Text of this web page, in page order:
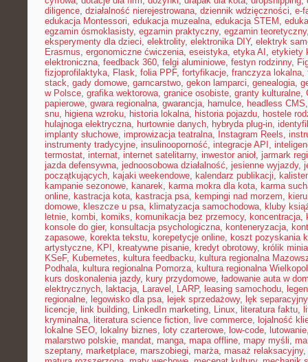
diligence, działalność nierejestrowana, dziennik wdzięczności, e-
edukacja Montessori, edukacja muzealna, edukacja STEM ,
egzamin ósmoklasisty, egzamin praktyczny, egzamin teoretyczny
eksperymenty dla dzieci, elektrolity, elektronika DIY, elektryk
Erasmus, ergonomiczne ćwiczenia, eseistyka, etyka AI , etykiety
elektroniczna, feedback 360, felgi aluminiowe, festyn rodzinny,
fizjoprofilaktyka, Flask, folia PPF, fortyfikacje, franczyza lokalna,
stack, gady domowe, garncarstwo, gekon lamparci, genealogia,
w Polsce, grafika wektorowa, granice osobiste, granty kulturalne,
papierowe, gwara regionalna, gwarancja, hamulce, headless CMS
snu, higiena wzroku, historia lokalna, historia pojazdu, hostele
hulajnoga elektryczna, hurtownie danych, hybryda plug-in,
implanty słuchowe, improwizacja teatralna, Instagram Reels,
instrumenty tradycyjne, insulinooporność, integracje API ,
termostat, internat, internet satelitarny, inwestor anioł, jarmark
jazda defensywna, jednoosobowa działalność, jesienne wyjazdy,
początkujących, kajaki weekendowe, kalendarz publikacji,
kampanie sezonowe, kanarek, karma mokra dla kota, karma
online, kastracja kota, kastracja psa, kempingi nad morzem,
domowe, kleszcze u psa, klimatyzacja samochodowa, kluby
letnie, kombi, komiks, komunikacja bez przemocy, koncentracja,
konsole do gier, konsultacja psychologiczna, konteneryzacja,
zapasowe, korekta tekstu, korepetycje online, koszt pozyskania
artystyczne, KPI , kreatywne pisanie, kredyt obrotowy, królik
KSeF, Kubernetes, kultura feedbacku, kultura regionalna
Podhala, kultura regionalna Pomorza, kultura regionalna
kurs doskonalenia jazdy, kury przydomowe, ładowanie auta w
elektrycznych, laktacja, Laravel , LARP, leasing samochodu,
regionalne, legowisko dla psa, lejek sprzedażowy, lęk
licencje, link building, LinkedIn marketing, Linux, literatura faktu,
kryminalna, literatura science fiction, live commerce, lojalność
lokalne SEO, lokalny biznes, loty czarterowe, low-code, lutowanie
malarstwo polskie, mandat, manga, mapa offline, mapy myśli,
szeptany, marketplace, marszobiegi, marża, masaż relaksacyjny,